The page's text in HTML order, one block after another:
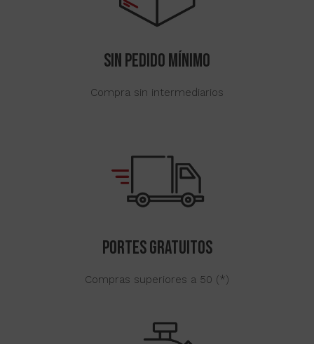
SIN Pedido mínimo
Compra sin intermediarios
Portes gratuitos
Compras superiores a 50 (*)